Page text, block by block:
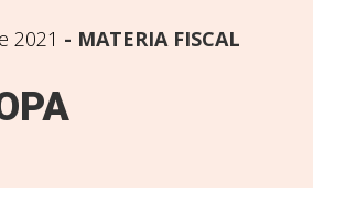
2021 MATERIA FISCAL